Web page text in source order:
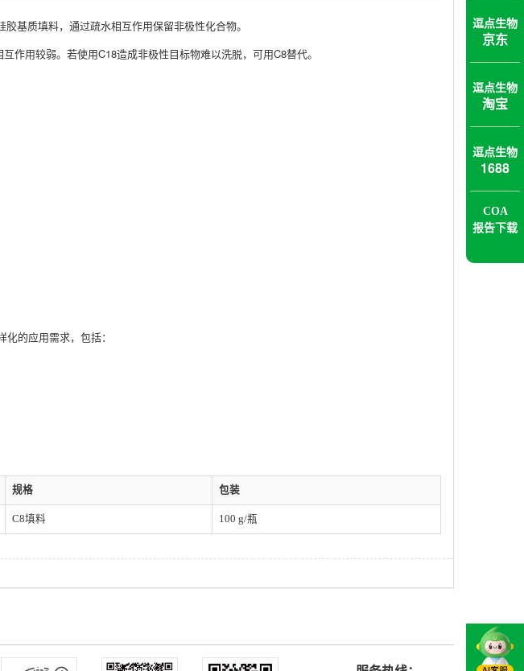
基质填料，通过疏水相互作用保留非极性化合物。
作用较弱。若使用C18造成非极性目标物难以洗脱，可用C8替代。
的应用需求，包括：
规格 包装
C8填料 100 g/瓶
逗点生物
京东
逗点生物
淘宝
逗点生物
1688
COA
报告下载